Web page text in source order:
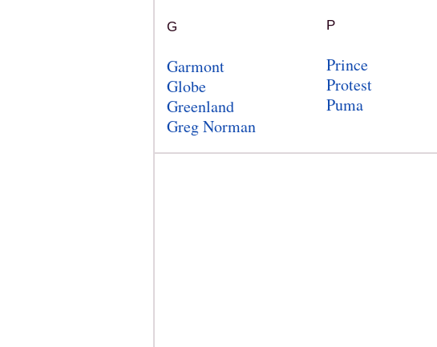
G
Garmont
Globe
Greenland
Greg Norman
P
Prince
Protest
Puma